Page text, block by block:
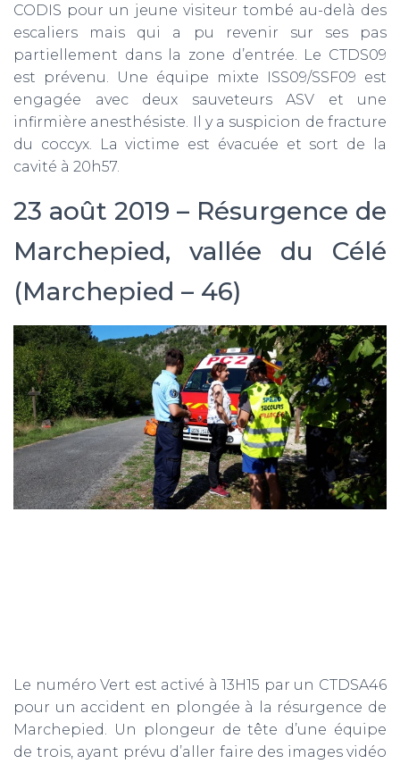
CODIS pour un jeune visiteur tombé au-delà des
escaliers mais qui a pu revenir sur ses pas
partiellement dans la zone d’entrée. Le CTDS09
est prévenu. Une équipe mixte ISS09/SSF09 est
engagée avec deux sauveteurs ASV et une
infirmière anesthésiste. Il y a suspicion de fracture
du coccyx. La victime est évacuée et sort de la
cavité à 20h57.
23 août 2019 – Résurgence de
Marchepied, vallée du Célé
(Marchepied – 46)
Le numéro Vert est activé à 13H15 par un CTDSA46
pour un accident en plongée à la résurgence de
Marchepied. Un plongeur de tête d’une équipe
de trois, ayant prévu d’aller faire des images vidéo